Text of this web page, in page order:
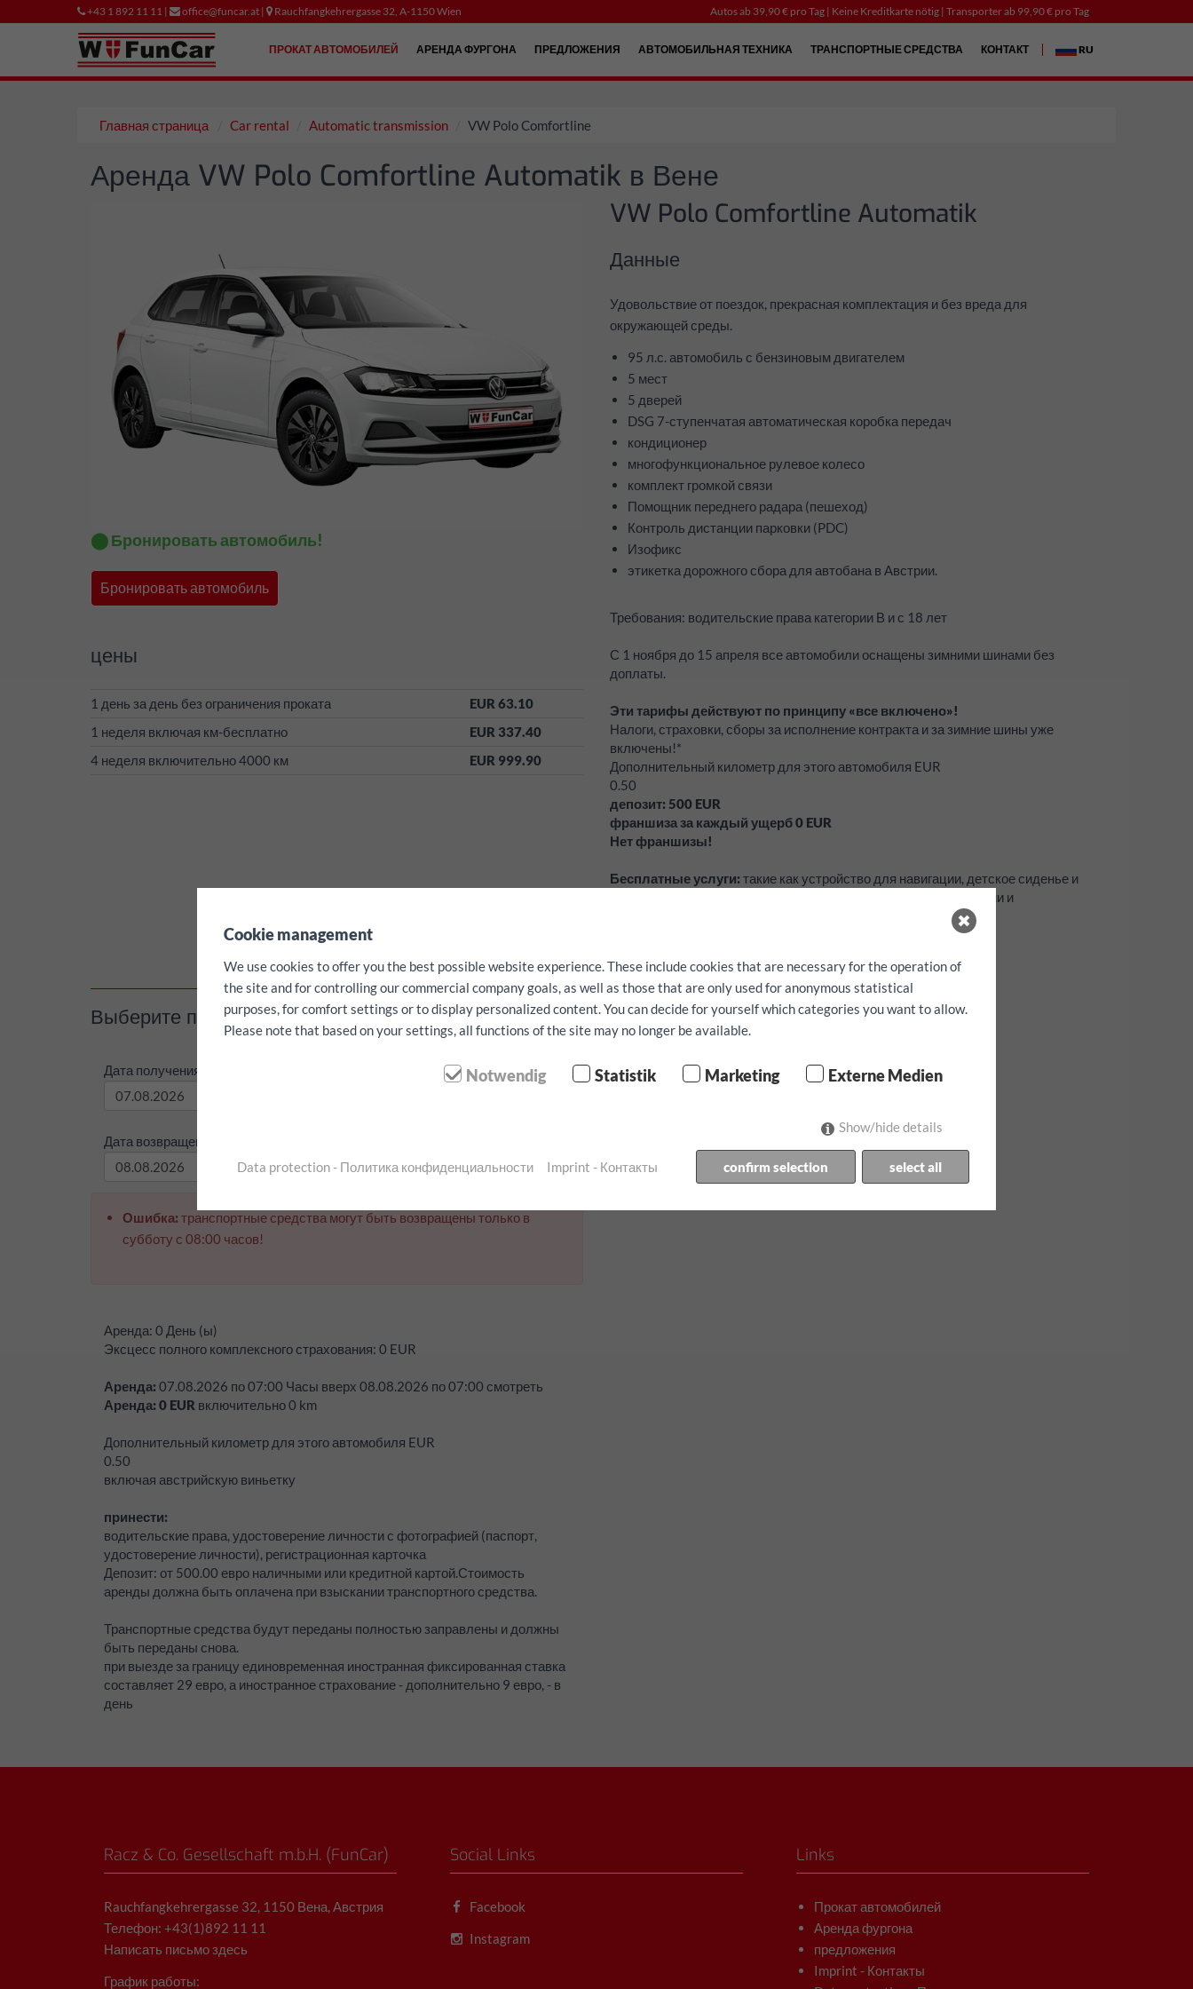
+43 1 892 11 11 | office@funcar.at | Rauchfangkehrergasse 32, A-1150 Wien Autos ab 39,90 € pro Tag | Keine Kreditkarte nötig | Transporter ab 99,90 € pro Tag
ПРОКАТ АВТОМОБИЛЕЙ АРЕНДА ФУРГОНА ПРЕДЛОЖЕНИЯ АВТОМОБИЛЬНАЯ ТЕХНИКА ТРАНСПОРТНЫЕ СРЕДСТВА КОНТАКТ RU
Главная страница Car rental Automatic transmission VW Polo Comfortline
Аренда VW Polo Comfortline Automatik в Вене
⬤ Бронировать автомобиль!
Бронировать автомобиль
VW Polo Comfortline Automatik
Данные
Удовольствие от поездок, прекрасная комплектация и без вреда для
окружающей среды.
95 л.с. автомобиль с бензиновым двигателем
5 мест
5 дверей
DSG 7-ступенчатая автоматическая коробка передач
кондиционер
многофункциональное рулевое колесо
комплект громкой связи
Помощник переднего радара (пешеход)
Контроль дистанции парковки (PDC)
Изофикс
этикетка дорожного сбора для автобана в Австрии.
Требования: водительские права категории В и с 18 лет
цены
1 день за день без ограничения проката
EUR 63.10
1 неделя включая км-бесплатно
EUR 337.40
4 неделя включительно 4000 км
EUR 999.90
С 1 ноября до 15 апреля все автомобили оснащены зимними шинами без
доплаты.
Эти тарифы действуют по принципу «все включено»!
Налоги, страховки, сборы за исполнение контракта и за зимние шины уже
включены!*
Дополнительный километр для этого автомобиля EUR
0.50
депозит:500 EUR
франшиза за каждый ущерб0 EUR
Нет франшизы!
Бесплатные услуги:такие как устройство для навигации, детское сиденье и
ремень для крепления можно забронировать только при наличии и
Выберите период аренды / километр
Дата получения: Время получения:
Дата возвращения:
Ошибка: транспортные средства могут быть возвращены только в
субботу с 08:00 часов!
Аренда: 0 День (ы)
Эксцесс полного комплексного страхования: 0 EUR
Аренда:07.08.2026 по07:00 Часы вверх 08.08.2026 по07:00 смотреть
Аренда:0 EUR включительно0 km
Дополнительный километр для этого автомобиля EUR
0.50
включая австрийскую виньетку
принести:
водительские права, удостоверение личности с фотографией (паспорт,
удостоверение личности), регистрационная карточка
Депозит: от 500.00 евро наличными или кредитной картой.Стоимость
аренды должна быть оплачена при взыскании транспортного средства.
Транспортные средства будут переданы полностью заправлены и должны
быть переданы снова.
при выезде за границу единовременная иностранная фиксированная ставка
составляет 29 евро, а иностранное страхование - дополнительно 9 евро, - в
день
Racz & Co. Gesellschaft m.b.H. (FunCar)
Rauchfangkehrergasse 32, 1150 Вена, Австрия
Телефон: +43(1)892 11 11
Написать письмо здесь
График работы:
Social Links
Facebook
Instagram
Links
Прокат автомобилей
Аренда фургона
предложения
Imprint - Контакты
Cookie management
We use cookies to offer you the best possible website experience. These include cookies that are necessary for the operation of
the site and for controlling our commercial company goals, as well as those that are only used for anonymous statistical
purposes, for comfort settings or to display personalized content. You can decide for yourself which categories you want to allow.
Please note that based on your settings, all functions of the site may no longer be available.
Notwendig Statistik Marketing Externe Medien
Show/hide details
confirm selection select all
Data protection - Политика конфиденциальности Imprint - Контакты